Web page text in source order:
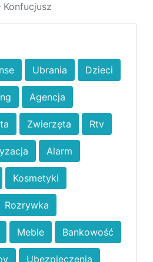
Konfucjusz
Ubrania Dzieci
Agencja
Zwierzęta Rtv
Alarm
Kosmetyki
Rozrywka
Meble Bankowość
Ubezpieczenia